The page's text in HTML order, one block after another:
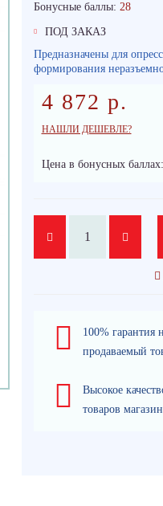
Бонусные баллы: 28
ПОД ЗАКАЗ
Предназначены для
формирования
4 872 р.
НАШЛИ ДЕШЕВЛЕ?
Цена в бонусных
100% гарантия
продаваемый
Высокое
товаров